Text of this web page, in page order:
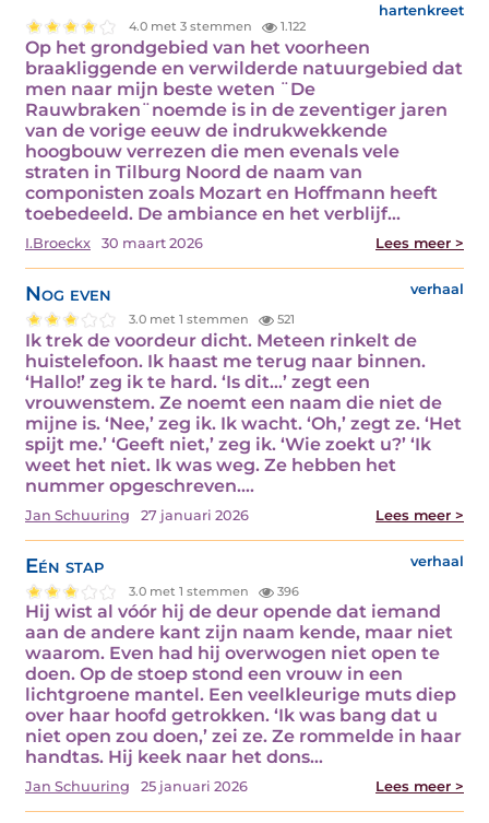
hartenkreet
4.0 met 3 stemmen 1.122
Op het grondgebied van het voorheen
braakliggende en verwilderde natuurgebied dat
men naar mijn beste weten ¨De
Rauwbraken¨noemde is in de zeventiger jaren
van de vorige eeuw de indrukwekkende
hoogbouw verrezen die men evenals vele
straten in Tilburg Noord de naam van
componisten zoals Mozart en Hoffmann heeft
toebedeeld. De ambiance en het verblijf…
I.Broeckx 30 maart 2026 Lees meer >
Nog even verhaal
3.0 met 1 stemmen 521
Ik trek de voordeur dicht. Meteen rinkelt de
huistelefoon. Ik haast me terug naar binnen.
‘Hallo!’ zeg ik te hard. ‘Is dit…’ zegt een
vrouwenstem. Ze noemt een naam die niet de
mijne is. ‘Nee,’ zeg ik. Ik wacht. ‘Oh,’ zegt ze. ‘Het
spijt me.’ ‘Geeft niet,’ zeg ik. ‘Wie zoekt u?’ ‘Ik
weet het niet. Ik was weg. Ze hebben het
nummer opgeschreven.…
Jan Schuuring 27 januari 2026 Lees meer >
Eén stap verhaal
3.0 met 1 stemmen 396
Hij wist al vóór hij de deur opende dat iemand
aan de andere kant zijn naam kende, maar niet
waarom. Even had hij overwogen niet open te
doen. Op de stoep stond een vrouw in een
lichtgroene mantel. Een veelkleurige muts diep
over haar hoofd getrokken. ‘Ik was bang dat u
niet open zou doen,’ zei ze. Ze rommelde in haar
handtas. Hij keek naar het dons…
Jan Schuuring 25 januari 2026 Lees meer >